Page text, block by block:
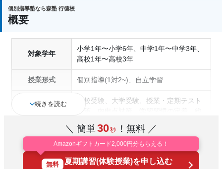
入塾後、4回授業を受けられるまでに入塾をキャンセ
ルされた場合は、 すでに納入された全ての費用（授
す。
個別指導塾なら森塾 行徳校
概要
対象学年
小学1年〜小学6年、中学1年〜中学3年、
高校1年〜高校3年
授業形式 個別指導(1対2~)、自立学習
高校受験、大学受験、授業・定期テスト
校別特化対策、英検(英語検定)対策
塾の特徴
成績保証制度あり、1科目から受講可
能、季節講習のみの受講可、自習室あり
続きを読む
＼ 簡単30秒 ！無料 ／
Amazonギフトカード2,000円分もらえる！
無料 夏期講習(体験授業)を申し込む